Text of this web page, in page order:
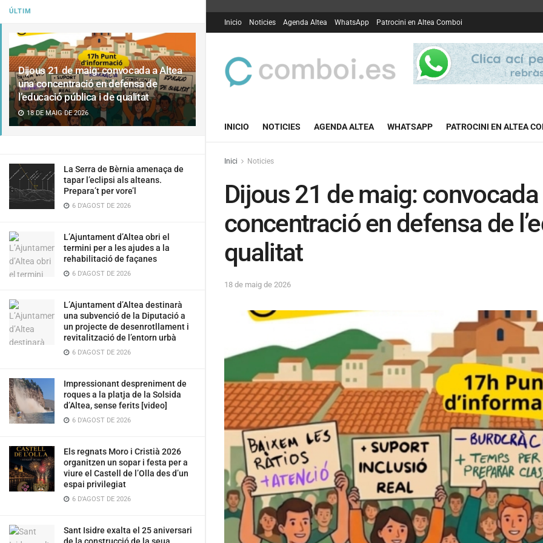
ÚLTIM
Dijous 21 de maig: convocada a Altea
una concentració en defensa de
l’educació pública i de qualitat
18 DE MAIG DE 2026
La Serra de Bèrnia amenaça de
tapar l’eclipsi als alteans.
Prepara’t per vore’l
6 D'AGOST DE 2026
L’Ajuntament d’Altea obri el
termini per a les ajudes a la
rehabilitació de façanes
6 D'AGOST DE 2026
L’Ajuntament d’Altea destinarà
una subvenció de la Diputació a
un projecte de desenrotllament i
revitalització de l’entorn urbà
6 D'AGOST DE 2026
Impressionant despreniment de
roques a la platja de la Solsida
d’Altea, sense ferits [video]
6 D'AGOST DE 2026
Els regnats Moro i Cristià 2026
organitzen un sopar i festa per a
viure el Castell de l’Olla des d’un
espai privilegiat
6 D'AGOST DE 2026
Sant Isidre exalta el 25 aniversari
Inicio Noticies Agenda Altea WhatsApp Patrocini en Altea Comboi
INICIO NOTICIES AGENDA ALTEA WHATSAPP PATROCINI EN ALTEA
Inici Noticies
Dijous 21 de maig:
concentració en defensa de
qualitat
18 de maig de 2026